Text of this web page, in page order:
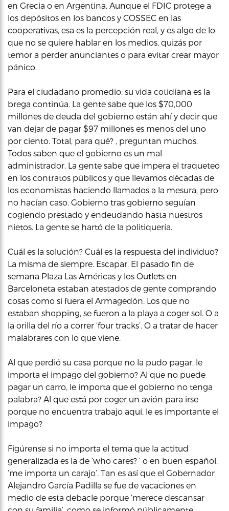
en Grecia o en Argentina. Aunque el FDIC protege a
los depósitos en los bancos y COSSEC en las
cooperativas, esa es la percepción real, y es algo de lo
que no se quiere hablar en los medios, quizás por
temor a perder anunciantes o para evitar crear mayor
pánico.
Para el ciudadano promedio, su vida cotidiana es la
brega continúa. La gente sabe que los $70,000
millones de deuda del gobierno están ahí y decir que
van dejar de pagar $97 millones es menos del uno
por ciento. Total, para qué? , preguntan muchos.
Todos saben que el gobierno es un mal
administrador. La gente sabe que impera el traqueteo
en los contratos públicos y que llevamos décadas de
los economistas haciendo llamados a la mesura, pero
no hacían caso. Gobierno tras gobierno seguían
cogiendo prestado y endeudando hasta nuestros
nietos. La gente se hartó de la politiquería.
Cuál es la solución? Cuál es la respuesta del individuo?
La misma de siempre. Escapar. El pasado fin de
semana Plaza Las Américas y los Outlets en
Barceloneta estaban atestados de gente comprando
cosas como si fuera el Armagedón. Los que no
estaban shopping, se fueron a la playa a coger sol. O a
la orilla del río a correr ‘four tracks’. O a tratar de hacer
malabrares con lo que viene.
Al que perdió su casa porque no la pudo pagar, le
importa el impago del gobierno? Al que no puede
pagar un carro, le importa que el gobierno no tenga
palabra? Al que está por coger un avión para irse
porque no encuentra trabajo aquí, le es importante el
impago?
Figúrense si no importa el tema que la actitud
generalizada es la de ‘who cares? ‘ o en buen español,
‘me importa un carajo’. Tan es así que el Gobernador
Alejandro García Padilla se fue de vacaciones en
medio de esta debacle porque ‘merece descansar